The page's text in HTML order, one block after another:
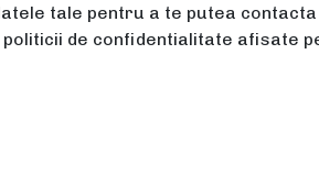
tale pentru a te putea
de confidentialitate afisate